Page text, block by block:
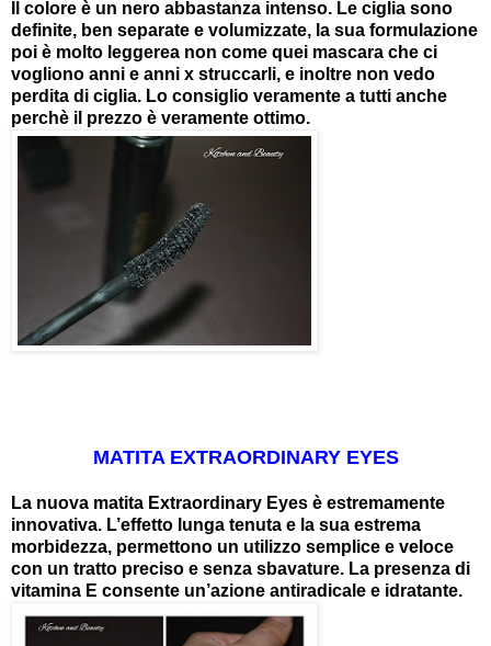
Il colore è un nero abbastanza intenso. Le ciglia sono
definite, ben separate e volumizzate, la sua formulazione
poi è molto leggerea non come quei mascara che ci
vogliono anni e anni x struccarli, e inoltre non vedo
perdita di ciglia. Lo consiglio veramente a tutti anche
perchè il prezzo è veramente ottimo.
MATITA EXTRAORDINARY EYES
La nuova matita Extraordinary Eyes è estremamente
innovativa. L’effetto lunga tenuta e la sua estrema
morbidezza, permettono un utilizzo semplice e veloce
con un tratto preciso e senza sbavature. La presenza di
vitamina E consente un’azione antiradicale e idratante.